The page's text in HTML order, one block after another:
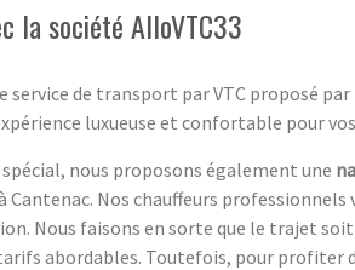
la société AlloVTC33
service de transport par VTC proposé
luxueuse et confortable pour
nous proposons également une
Nos chauffeurs professionnels
Nous faisons en sorte que le trajet
abordables. Toutefois, pour profiter